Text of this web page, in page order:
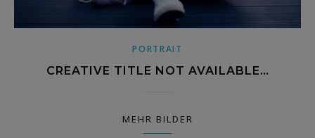
PORTRAIT
CREATIVE TITLE NOT AVAILABLE…
MEHR BILDER